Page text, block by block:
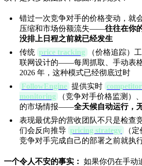
错过一次竞争对手的价格变动，就
压缩和市场份额流失——往往在你
没排上日程之前就已经发生
传统 price tracking
（价格追踪）
联网设计的——每周抓取、手动表
2026 年，这种模式已经彻底过时
FollowEngine 提供实时
monitoring
（竞争对手价格监测）
的市场情报——全天候自动运行，
表现最优异的营收团队不只是检
们会反向推导 pricing strategy
（
竞争对手完成自己的部署之前就执
一个令人不安的事实： 如果你仍在手动